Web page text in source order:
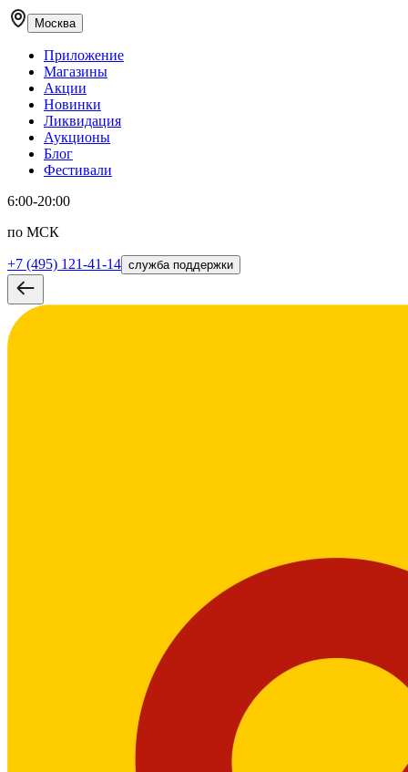
Москва
Приложение
Магазины
Акции
Новинки
Ликвидация
Аукционы
Блог
Фестивали
6:00-20:00
по МСК
+7 (495) 121-41-14 служба поддержки